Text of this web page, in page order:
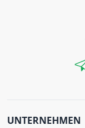
UNTERNEHMEN